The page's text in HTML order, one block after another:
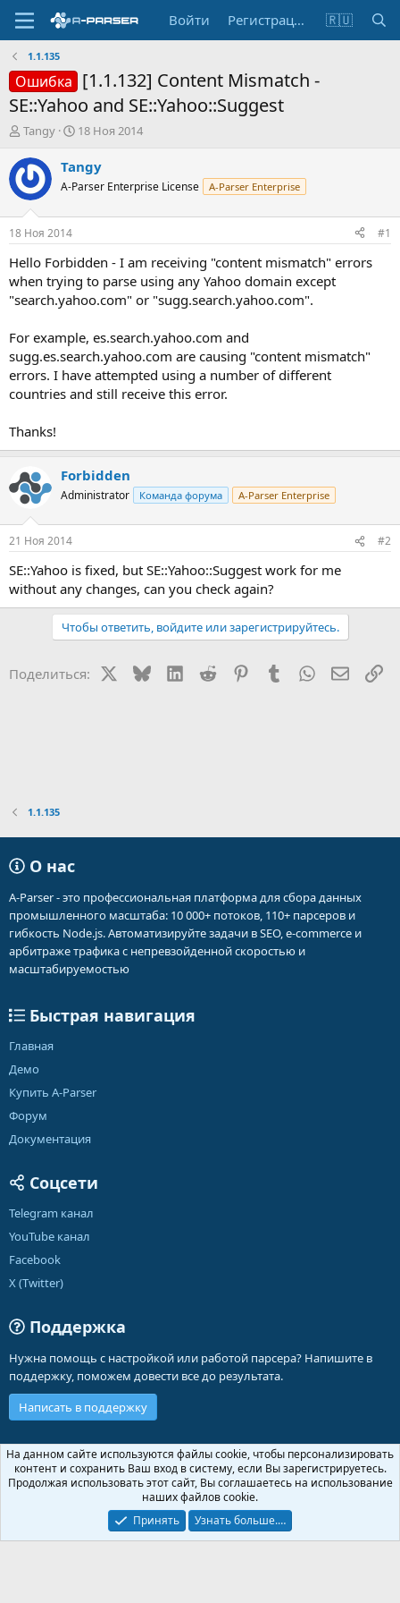
Войти Регистрация 🇷🇺
1.1.135
Ошибка [1.1.132] Content Mismatch -
SE::Yahoo and SE::Yahoo::Suggest
А
т
о
р
т
е
м
ы
Tangy
Д
т
н
а
л
18 Ноя 2014
Tangy
A-Parser Enterprise License A-Parser Enterprise
18 Ноя 2014 #1
Hello Forbidden - I am receiving "content mismatch" errors
when trying to parse using any Yahoo domain except
"search.yahoo.com" or "sugg.search.yahoo.com".
For example, es.search.yahoo.com and
sugg.es.search.yahoo.com are causing "content mismatch"
errors. I have attempted using a number of different
countries and still receive this error.
Thanks!
Forbidden
Administrator Команда форума A-Parser Enterprise
21 Ноя 2014 #2
SE::Yahoo is fixed, but SE::Yahoo::Suggest work for me
without any changes, can you check again?
Чтобы ответить, войдите или зарегистрируйтесь.
Поделиться: BlueskyLinkedIn
Reddit PinterestTumblr WhatsApp
1.1.135
О нас
A-Parser - это профессиональная платформа для сбора данных
промышленного масштаба: 10 000+ потоков, 110+ парсеров и
гибкость Node.js. Автоматизируйте задачи в SEO, e-commerce и
арбитраже трафика с непревзойденной скоростью и
масштабируемостью
Быстрая навигация
Главная
Демо
Купить A-Parser
Форум
Документация
Соцсети
Telegram канал
YouTube канал
Facebook
X (Twitter)
Поддержка
Нужна помощь с настройкой или работой парсера? Напишите в
поддержку, поможем довести все до результата.
Написать в поддержку
Russian (RU)
Обратная связь
Условия и правила
Политика конфиденциальности
Помощь
Community platform by XenForo ® © 2010-2026 XenForo Ltd.
На данном сайте используются файлы cookie, чтобы персонализировать
контент и сохранить Ваш вход в систему, если Вы зарегистрируетесь.
Продолжая использовать этот сайт, Вы соглашаетесь на использование
наших файлов cookie.
Принять
Узнать больше.…